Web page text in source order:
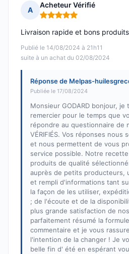
A
Acheteur Vérifié
Note : 5 sur 5
Publié le 14/08/2024 à 21h11
suite à un achat du 02/08/2024
Livraison rapide et bons
Réponse de Melpas-
Publiée le 17/08/2024
Monsieur GODARD bonjour, je
remercier pour le temps que
répondre au questionnaire de
VÉRIFIÉS. Vos réponses nous
et nous permettent de vous
service possible. Notre
produits de qualité
auprès de petits producteurs,
et rempli d'informations tant
la façon de les utiliser,
; de l'écoute et de la
plus grande satisfaction de
parfaitement résumé la
commentaire et je vous
l'intention de la changer ! Je
belle fin d' été en espérant